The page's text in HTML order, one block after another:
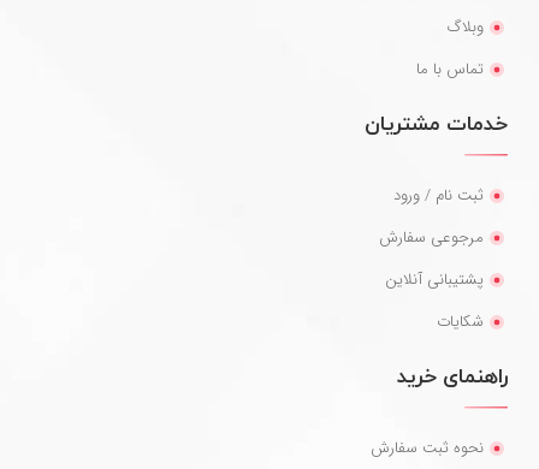
وبلاگ
تماس با ما
خدمات مشتریان
ثبت نام / ورود
مرجوعی سفارش
پشتیبانی آنلاین
شکایات
راهنمای خرید
نحوه ثبت سفارش